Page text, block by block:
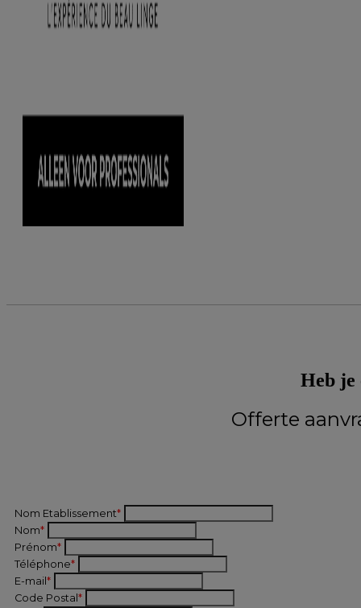
Heb je
Offerte
Nom Etablissement*
Nom*
Prénom*
Téléphone*
E-mail *
Code Postal *